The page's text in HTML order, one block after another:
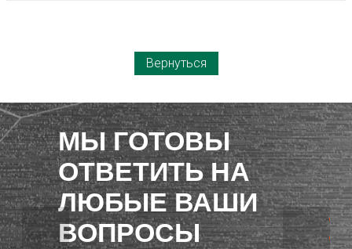
Вернуться
МЫ ГОТОВЫ
ОТВЕТИТЬ НА
ЛЮБЫЕ ВАШИ
ВОПРОСЫ